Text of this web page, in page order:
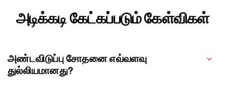
அடிக்கடி கேட்கப்படும் கேள்விகள்
அண்டவிடுப்பு சோதனை எவ்வளவு
துல்லியமானது?